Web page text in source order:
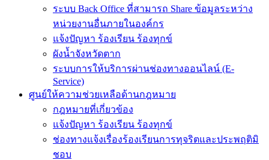
ระบบ Back Office ที่สามารถ Share ข้อมูลระหว่าง
หน่วยงานอื่นภายในองค์กร
แจ้งปัญหา ร้องเรียน ร้องทุกข์
ผังน้ำจังหวัดตาก
ระบบการให้บริการผ่านช่องทางออนไลน์ (E-
Service)
ศูนย์ให้ความช่วยเหลือด้านกฎหมาย
กฎหมายที่เกี่ยวข้อง
แจ้งปัญหา ร้องเรียน ร้องทุกข์
ช่องทางแจ้งเรื่องร้องเรียนการทุจริตและประพฤติมิ
ชอบ